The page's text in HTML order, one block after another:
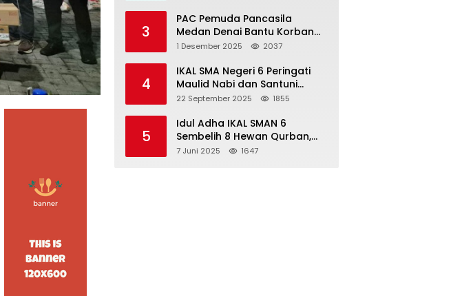
Beryanggungjawab
3
PAC Pemuda Pancasila
Medan Denai Bantu Korban
Banjir di Tiga Kelurahan
1 Desember 2025 2037
4
IKAL SMA Negeri 6 Peringati
Maulid Nabi dan Santuni
Yatim Piatu Anak Alumni
22 September 2025 1855
5
Idul Adha IKAL SMAN 6
Sembelih 8 Hewan Qurban,
Seluruh Siswa Guru dan ASN
7 Juni 2025 1647